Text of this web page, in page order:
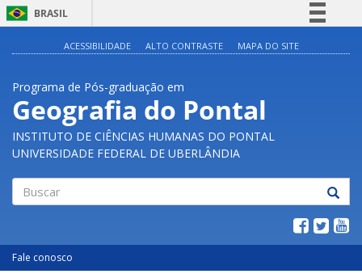
BRASIL
Acesso à informação
Legislação
Canais
ACESSIBILIDADE ALTO CONTRASTE MAPA DO SITE
Programa de Pós-graduação em
Geografia do Pontal
INSTITUTO DE CIÊNCIAS HUMANAS DO PONTAL
UNIVERSIDADE FEDERAL DE UBERLÂNDIA
Fale conosco